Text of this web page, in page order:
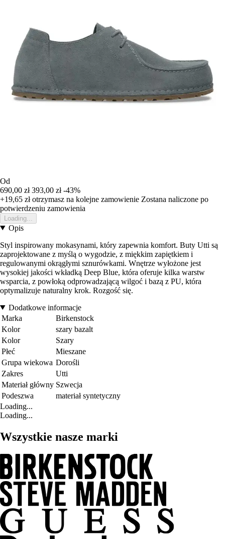
Od
690,00 zł 393,00 zł -43%
+19,65 złotrzymasz na kolejne zamowienie Zostana naliczone po
potwierdzeniu zamowienia
Loading...
Opis
Styl inspirowany mokasynami, który zapewnia komfort. Buty Utti są
zaprojektowane z myślą o wygodzie, z miękkim zapiętkiem i
regulowanymi okrągłymi sznurówkami. Wnętrze wyłożone jest
wysokiej jakości wkładką Deep Blue, która oferuje kilka warstw
wsparcia, z powłoką odprowadzającą wilgoć i bazą z PU, która
optymalizuje naturalny krok. Rozgość się.
Dodatkowe informacje
Marka
Birkenstock
Kolor
szary bazalt
Kolor
Szary
Płeć
Mieszane
Grupa wiekowa Dorośli
Zakres
Utti
Materiał główny Szwecja
Podeszwa
materiał syntetyczny
Loading...
Loading...
Wszystkie nasze marki